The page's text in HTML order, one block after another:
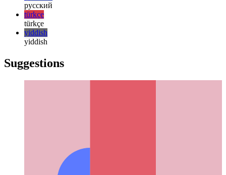
日本語
한국어
한국어
русский
русский
türkçe
yiddish